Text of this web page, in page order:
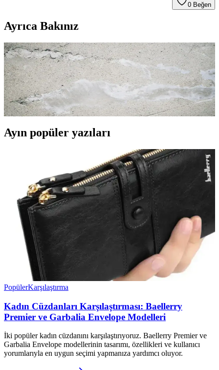
0 Beğen
Ayrıca Bakınız
Yazlık Üst Seçenekleriyle Yazın Enerjisini Yansıtın ve
Stil Sahibi Olun
Yazlık üstler, hafif kumaşlar ve çeşitli kesimler ile rahat ve şık
görünmenizi sağlar. Trendleri takip ederek stilinizi yenileyin ve
enerjik bir yaz geçirin.
Ayın popüler yazıları
PopülerKarşılaştırma
Kadın Cüzdanları Karşılaştırması: Baellerry
Premier ve Garbalia Envelope Modelleri
İki popüler kadın cüzdanını karşılaştırıyoruz. Baellerry Premier ve
Garbalia Envelope modellerinin tasarımı, özellikleri ve kullanıcı
yorumlarıyla en uygun seçimi yapmanıza yardımcı oluyor.